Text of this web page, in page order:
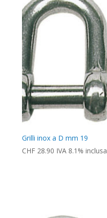
Grilli inox a D mm 19
CHF28.90 IVA 8.1% inclusa